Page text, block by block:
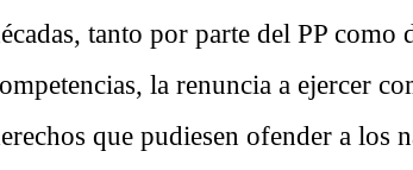
tanto por parte del PP como
la renuncia a ejercer
que pudiesen ofender a los